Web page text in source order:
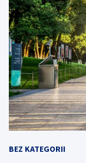
BEZ KATEGORII